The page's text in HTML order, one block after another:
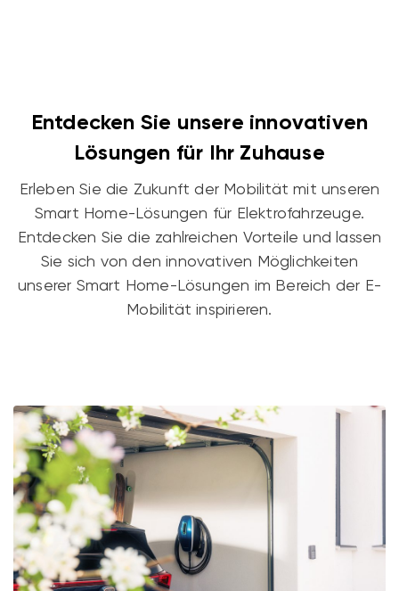
Entdecken Sie unsere innovativen
Lösungen für Ihr Zuhause
Erleben Sie die Zukunft der Mobilität mit unseren
Smart Home-Lösungen für Elektrofahrzeuge.
Entdecken Sie die zahlreichen Vorteile und lassen
Sie sich von den innovativen Möglichkeiten
unserer Smart Home-Lösungen im Bereich der E-
Mobilität inspirieren.